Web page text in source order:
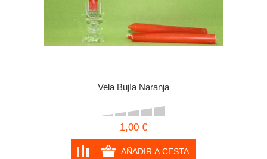
Vela Bujía Naranja
1,00 €